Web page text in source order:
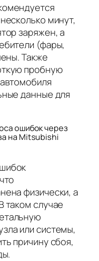
минут,
заряжен, а
(фары,
Также
пробную
данные для
ошибок через
на Mitsubishi
физически, а
таком случае
или системы,
причину сбоя,